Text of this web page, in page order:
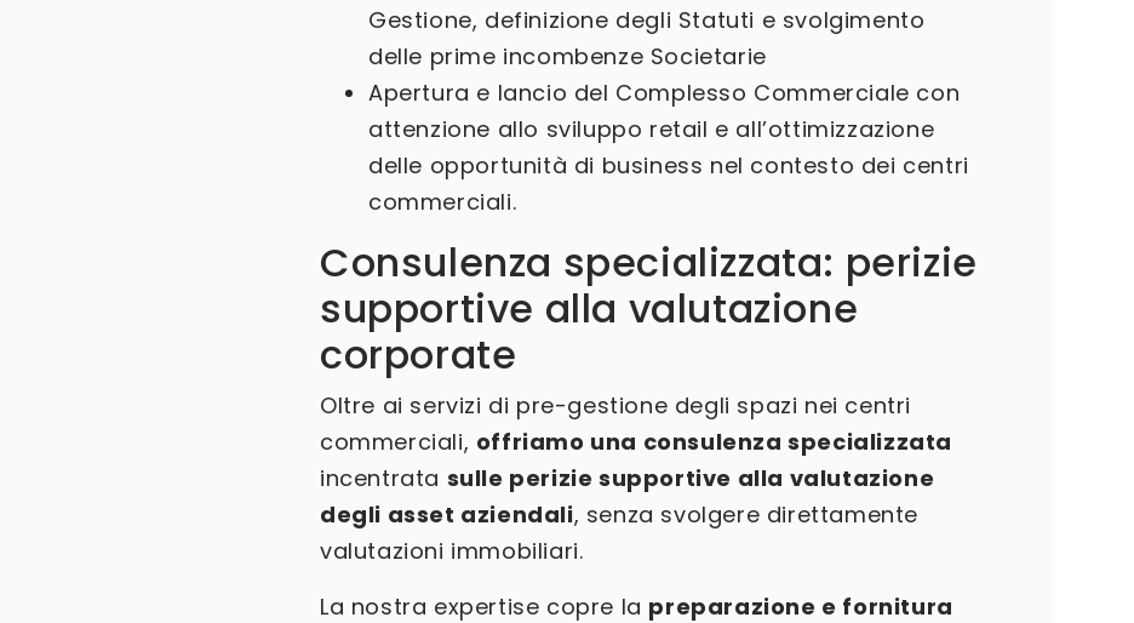
Gestione, definizione degli Statuti e svolgimento
delle prime incombenze Societarie
Apertura e lancio del Complesso Commerciale con
attenzione allo sviluppo retail e all’ottimizzazione
delle opportunità di business nel contesto dei centri
commerciali.
Consulenza specializzata: perizie
supportive alla valutazione
corporate
Oltre ai servizi di pre-gestione degli spazi nei centri
commerciali, offriamo una consulenza specializzata
incentrata sulle perizie supportive alla valutazione
degli asset aziendali, senza svolgere direttamente
valutazioni immobiliari.
La nostra expertise copre la preparazione e fornitura